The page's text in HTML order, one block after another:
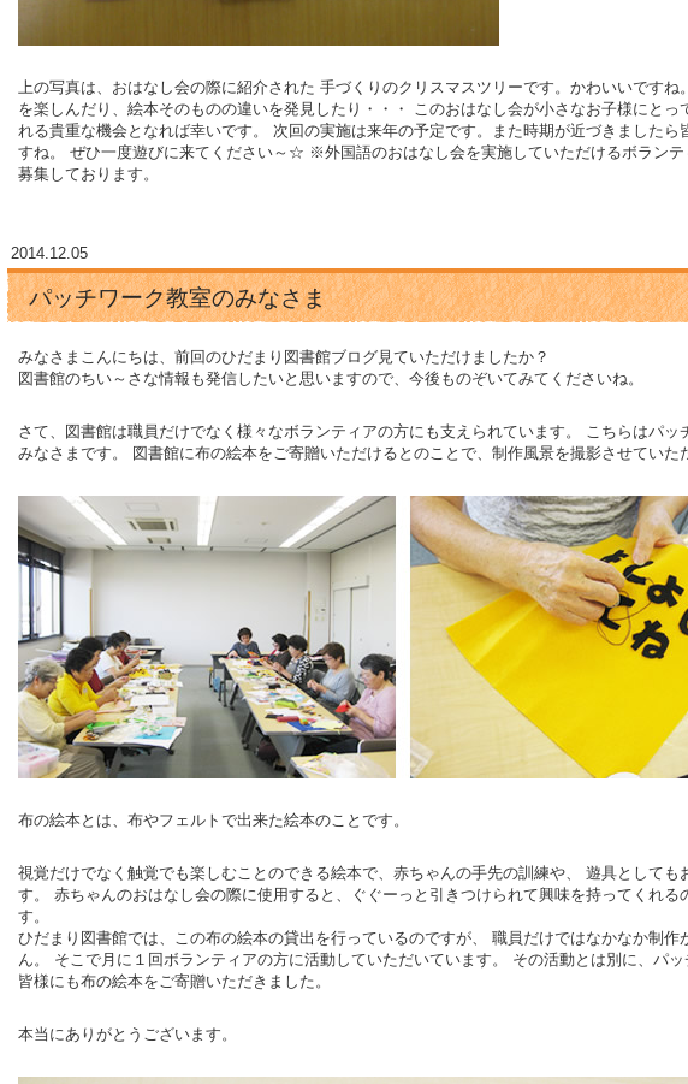
上の写真は、おはなし会の際に紹介された 手づくりのクリスマスツリーです。かわいいですね
を楽しんだり、絵本そのものの違いを発見したり・・・ このおはなし会が小さなお子様にとっ
れる貴重な機会となれば幸いです。 次回の実施は来年の予定です。また時期が近づきましたら
すね。 ぜひ一度遊びに来てください～☆ ※外国語のおはなし会を実施していただけるボランテ
募集しております。
2014.12.05
パッチワーク教室のみなさま
みなさまこんにちは、前回のひだまり図書館ブログ見ていただけましたか？
図書館のちい～さな情報も発信したいと思いますので、今後ものぞいてみてくださいね。
さて、図書館は職員だけでなく様々なボランティアの方にも支えられています。 こちらはパッ
みなさまです。 図書館に布の絵本をご寄贈いただけるとのことで、制作風景を撮影させていた
布の絵本とは、布やフェルトで出来た絵本のことです。
視覚だけでなく触覚でも楽しむことのできる絵本で、赤ちゃんの手先の訓練や、 遊具としても
す。 赤ちゃんのおはなし会の際に使用すると、ぐぐーっと引きつけられて興味を持ってくれる
す。
ひだまり図書館では、この布の絵本の貸出を行っているのですが、 職員だけではなかなか制作
ん。 そこで月に１回ボランティアの方に活動していただいています。 その活動とは別に、パ
皆様にも布の絵本をご寄贈いただきました。
本当にありがとうございます。